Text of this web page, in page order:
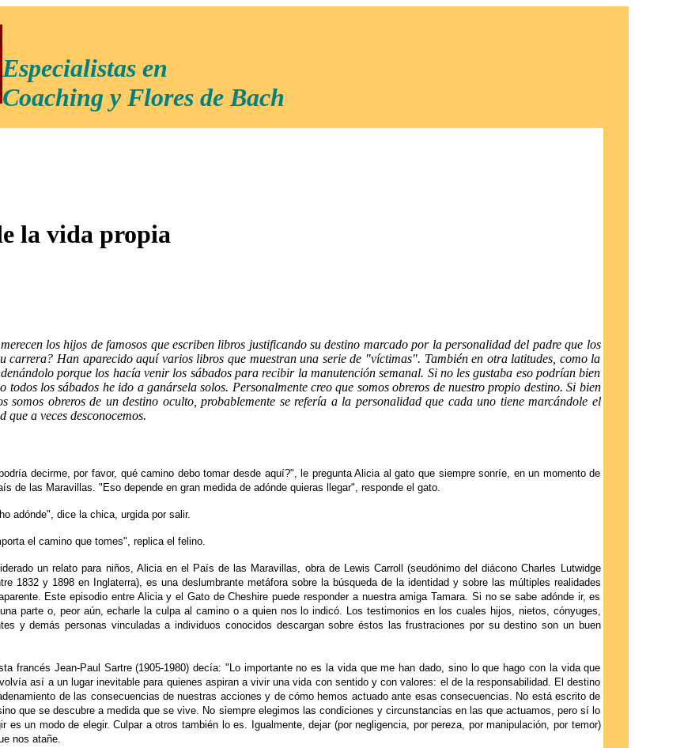
Especialistas en
Coaching y Flores de Bach
la vida propia
los hijos de famosos que escriben libros justificando su destino marcado por la personalidad del padre que los
carrera? Han aparecido aquí varios libros que muestran una serie de "víctimas". También en otra latitudes, como la
porque los hacía venir los sábados para recibir la manutención semanal. Si no les gustaba eso podrían bien
todos los sábados he ido a ganársela solos. Personalmente creo que somos obreros de nuestro propio destino. Si bien
somos obreros de un destino oculto, probablemente se refería a la personalidad que cada uno tiene marcándole el
que a veces desconocemos.
decirme, por favor, qué camino debo tomar desde aquí?", le pregunta Alicia al gato que siempre sonríe, en un momento de
de las Maravillas. "Eso depende en gran medida de adónde quieras llegar", responde el gato.
adónde", dice la chica, urgida por salir.
el camino que tomes", replica el felino.
un relato para niños, Alicia en el País de las Maravillas, obra de Lewis Carroll (seudónimo del diácono Charles Lutwidge
1832 y 1898 en Inglaterra), es una deslumbrante metáfora sobre la búsqueda de la identidad y sobre las múltiples realidades
Este episodio entre Alicia y el Gato de Cheshire puede responder a nuestra amiga Tamara. Si no se sabe adónde ir, es
parte o, peor aún, echarle la culpa al camino o a quien nos lo indicó. Los testimonios en los cuales hijos, nietos, cónyuges,
y demás personas vinculadas a individuos conocidos descargan sobre éstos las frustraciones por su destino son un buen
francés Jean-Paul Sartre (1905-1980) decía: "Lo importante no es la vida que me han dado, sino lo que hago con la vida que
así a un lugar inevitable para quienes aspiran a vivir una vida con sentido y con valores: el de la responsabilidad. El destino
de las consecuencias de nuestras acciones y de cómo hemos actuado ante esas consecuencias. No está escrito de
que se descubre a medida que se vive. No siempre elegimos las condiciones y circunstancias en las que actuamos, pero sí lo
es un modo de elegir. Culpar a otros también lo es. Igualmente, dejar (por negligencia, por pereza, por manipulación, por temor)
nos atañe.